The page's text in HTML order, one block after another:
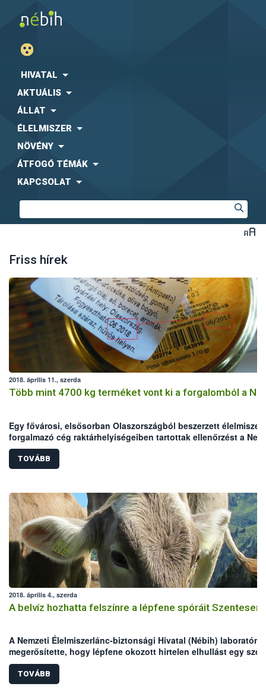
HIVATAL
AKTUÁLIS
ÁLLAT
ÉLELMISZER
NÖVÉNY
ÁTFOGÓ TÉMÁK
KAPCSOLAT
Friss hírek
2018. április 11., szerda
Több mint 4700 kg terméket vont ki a forgalomból a
Egy fővárosi, elsősorban Olaszországból beszerzett
forgalmazó cég raktárhelyiségeiben tartottak ellenőrzést a
Élelmiszerlánc-biztonsági Hivatal (Nébih) szakemberei. Az
ellenőrök a helyszínen összesen több mint 4700 kg terméket
vontak ki a forgalomból, amelyek között jelentős
hamisított élelmiszerek.
TOVÁBB
2018. április 4., szerda
A belvíz hozhatta felszínre a lépfene spóráit Szentesen
A Nemzeti Élelmiszerlánc-biztonsági Hivatal (Nébih)
megerősítette, hogy lépfene okozott hirtelen elhullást egy
juhállományban március végén. A juhok legeltetési területén
valószínűleg a belvíz hozhatta felszínre a lépfene spóráit. A
főállatorvos már a fertőzés gyanúja alapján elrendelte a helyi
TOVÁBB